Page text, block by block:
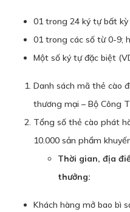
01 trong 24 ký tự bất
01 trong các số từ 0-9;
Một số ký tự đặc biệt
Danh sách mã thẻ cào
thương mại – Bộ Công
Tổng số thẻ cào phát
10.000 sản phẩm
Thời gian, địa
thưởng:
Khách hàng mở bao bì